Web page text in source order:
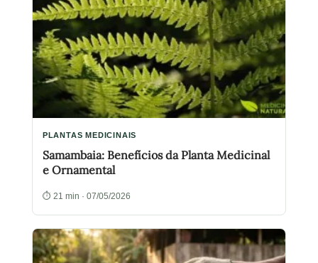
PLANTAS MEDICINAIS
Samambaia: Benefícios da Planta Medicinal
e Ornamental
⏱ 21 min · 07/05/2026